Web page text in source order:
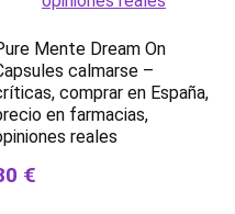
Mente Dream On
calmarse –
comprar en España,
en farmacias,
reales
€